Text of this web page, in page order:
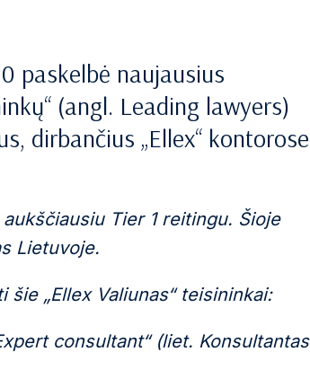
paskelbė naujausius
(angl. Leading lawyers)
dirbančius „Ellex“ kontorose
Tier 1 reitingu. Šioje
Lietuvoje.
„Ellex Valiunas“ teisininkai:
consultant“ (liet. Konsultantas